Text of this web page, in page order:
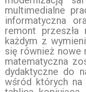
multimedialne
informatyczna
remont
każdym z
się również nowe
matematyczna
dydaktyczne do
wśród których na